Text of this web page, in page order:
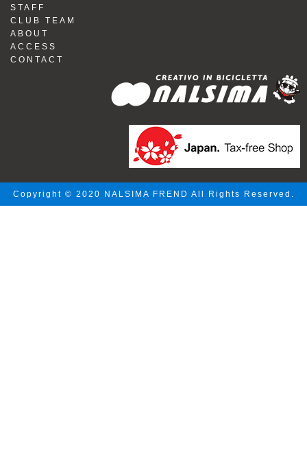
STAFF
CLUB TEAM
ABOUT
ACCESS
CONTACT
Copyright © 2020 NALSIMA FREND All Rights Reserved.